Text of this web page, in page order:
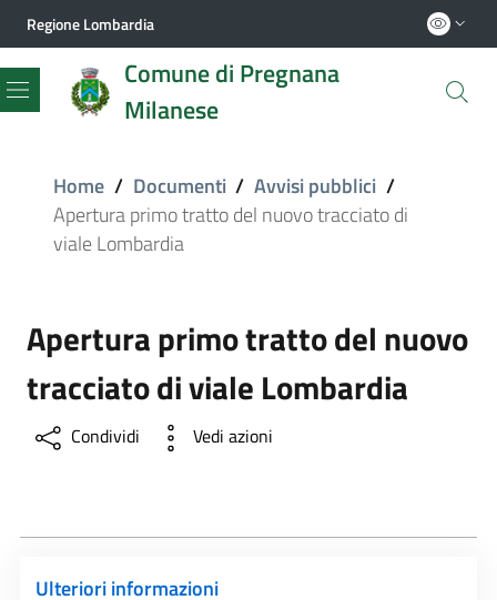
Regione Lombardia
Comune di Pregnana
Milanese
Menu
Home / Documenti / Avvisi pubblici /
Apertura primo tratto del nuovo tracciato di
viale Lombardia
Apertura primo tratto del nuovo
tracciato di viale Lombardia
Condividi Vedi azioni
Ulteriori informazioni